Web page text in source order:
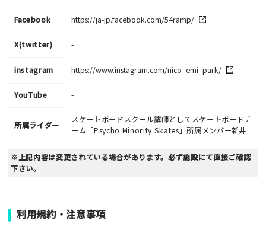
Facebook https://ja-jp.facebook.com/54ramp/
X(twitter) -
instagram https://www.instagram.com/nico_emi_park/
YouTube -
所属ライダー
スケートボードスクール講師としてスケートボードチ
ーム「Psycho Minority Skates」所属メンバー新井
※上記内容は変更されている場合があります。必ず施設にて直接ご確認
下さい。
利用規約・注意事項